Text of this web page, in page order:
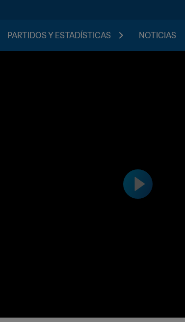
PARTIDOS Y ESTADÍSTICAS NOTICIAS